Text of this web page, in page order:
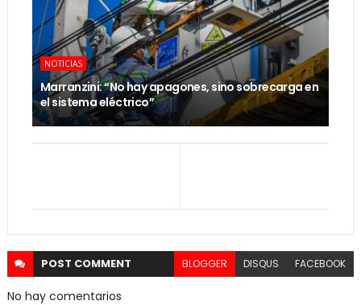
NOTICIAS
Marranzini: “No hay apagones, sino sobrecarga en
el sistema eléctrico”
POST COMMENT BLOGGER DISQUS FACEBOOK
No hay comentarios